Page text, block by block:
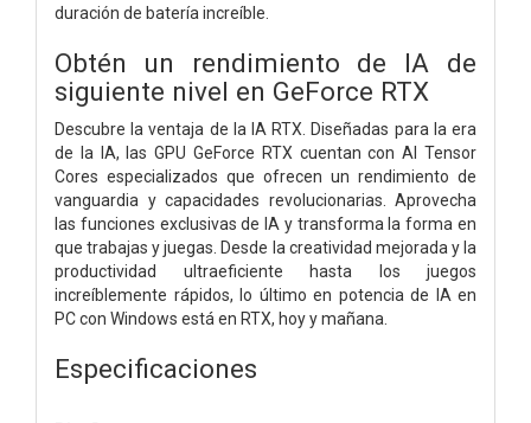
duración de batería increíble.
Obtén un rendimiento de IA de
siguiente nivel en GeForce RTX
Descubre la ventaja de la IA RTX. Diseñadas para la era
de la IA, las GPU GeForce RTX cuentan con AI Tensor
Cores especializados que ofrecen un rendimiento de
vanguardia y capacidades revolucionarias. Aprovecha
las funciones exclusivas de IA y transforma la forma en
que trabajas y juegas. Desde la creatividad mejorada y la
productividad ultraeficiente hasta los juegos
increíblemente rápidos, lo último en potencia de IA en
PC con Windows está en RTX, hoy y mañana.
Especificaciones